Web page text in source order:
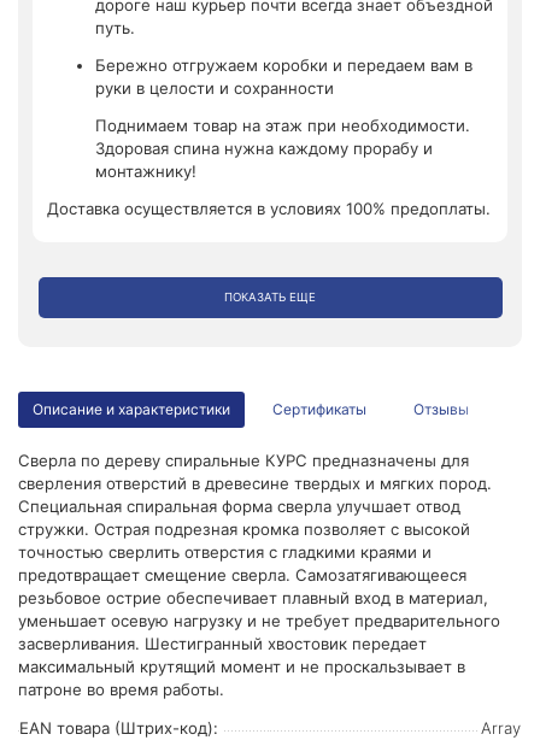
дороге наш курьер почти всегда знает объездной
путь.
Бережно отгружаем коробки и передаем вам в
руки в целости и сохранности
Поднимаем товар на этаж при необходимости.
Здоровая спина нужна каждому прорабу и
монтажнику!
Доставка осуществляется в условиях 100% предоплаты.
ПОКАЗАТЬ ЕЩЕ
Описание и характеристики Сертификаты Отзывы
Сверла по дереву спиральные КУРС предназначены для
сверления отверстий в древесине твердых и мягких пород.
Специальная спиральная форма сверла улучшает отвод
стружки. Острая подрезная кромка позволяет с высокой
точностью сверлить отверстия с гладкими краями и
предотвращает смещение сверла. Самозатягивающееся
резьбовое острие обеспечивает плавный вход в материал,
уменьшает осевую нагрузку и не требует предварительного
засверливания. Шестигранный хвостовик передает
максимальный крутящий момент и не проскальзывает в
патроне во время работы.
EAN товара (Штрих-код):
Array